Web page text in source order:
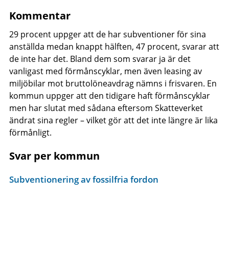
Kommentar
29 procent uppger att de har subventioner för sina
anställda medan knappt hälften, 47 procent, svarar att
de inte har det. Bland dem som svarar ja är det
vanligast med förmånscyklar, men även leasing av
miljöbilar mot bruttolöneavdrag nämns i frisvaren. En
kommun uppger att den tidigare haft förmånscyklar
men har slutat med sådana eftersom Skatteverket
ändrat sina regler – vilket gör att det inte längre är lika
förmånligt.
Svar per kommun
Subventionering av fossilfria fordon